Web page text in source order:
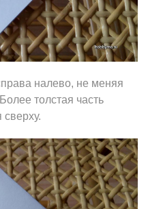
налево, не меняя
толстая часть
сверху.